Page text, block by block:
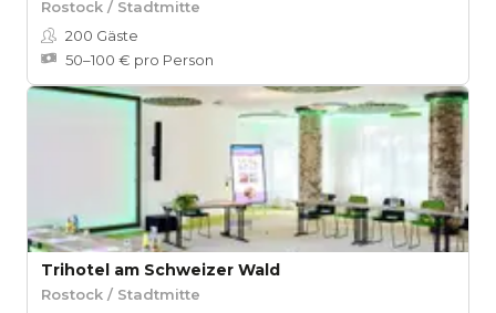
Rostock / Stadtmitte
200 Gäste
50–100 € pro Person
Trihotel am Schweizer Wald
Rostock / Stadtmitte